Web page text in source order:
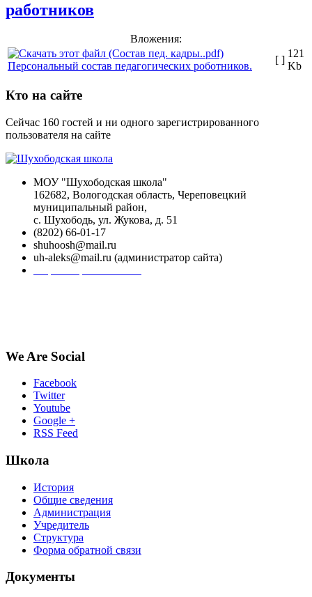
работников
Вложения:
Персональный состав педагогических роботников.
[ ]
121
Kb
Кто на сайте
Сейчас 160 гостей и ни одного зарегистрированного
пользователя на сайте
МОУ "Шухободская школа"
162682, Вологодская область, Череповецкий
муниципальный район,
с. Шухободь, ул. Жукова, д. 51
(8202) 66-01-17
shuhoosh@mail.ru
uh-aleks@mail.ru (администратор сайта)
We Are Social
Facebook
Twitter
Youtube
Google +
RSS Feed
Школа
История
Общие сведения
Администрация
Учредитель
Структура
Форма обратной связи
Документы